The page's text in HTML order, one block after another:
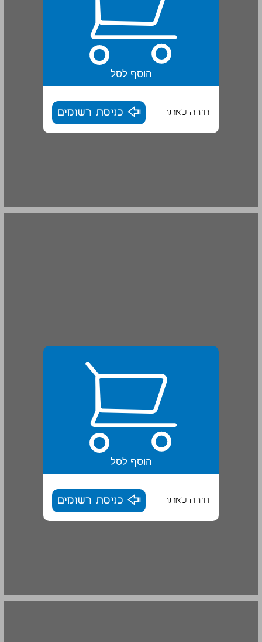
הוסף לסל
חזרה לאתר כניסת רשומים
הוסף לסל
חזרה לאתר כניסת רשומים